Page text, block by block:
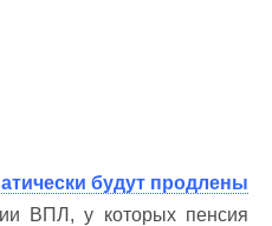
будут продлены
ВПЛ, у которых пенсия